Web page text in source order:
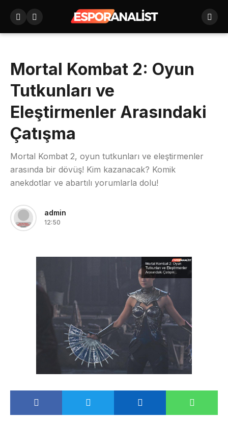
Mortal Kombat 2: Oyun
Tutkunları ve
Eleştirmenler Arasındaki
Çatışma
Mortal Kombat 2, oyun tutkunları ve eleştirmenler
arasında bir dövüş! Kim kazanacak? Komik
anekdotlar ve abartılı yorumlarla dolu!
admin
12:50